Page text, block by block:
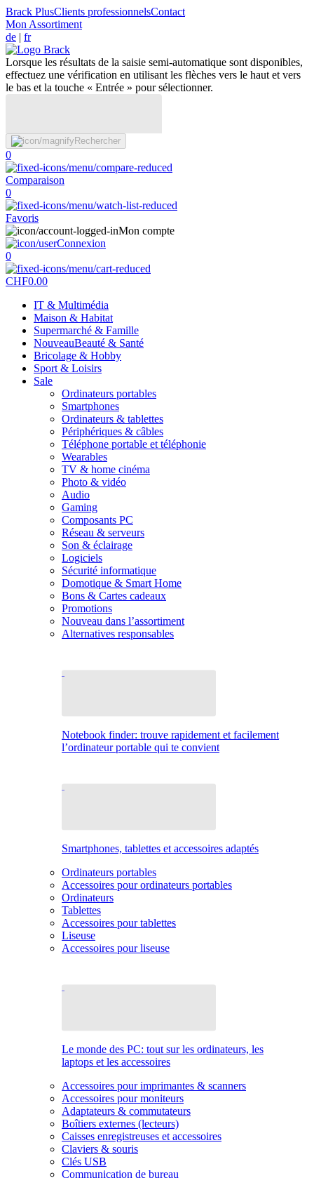
Brack PlusClients professionnelsContact
Mon Assortiment
de | fr
Lorsque les résultats de la saisie semi-automatique sont disponibles,
effectuez une vérification en utilisant les flèches vers le haut et vers
le bas et la touche « Entrée » pour sélectionner.
Rechercher
0
Comparaison
0
Favoris
Mon compte
Connexion
0
CHF0.00
IT & Multimédia
Maison & Habitat
Supermarché & Famille
NouveauBeauté & Santé
Bricolage & Hobby
Sport & Loisirs
Sale
Ordinateurs portables
Smartphones
Ordinateurs & tablettes
Périphériques & câbles
Téléphone portable et téléphonie
Wearables
TV & home cinéma
Photo & vidéo
Audio
Gaming
Composants PC
Réseau & serveurs
Son & éclairage
Logiciels
Sécurité informatique
Domotique & Smart Home
Bons & Cartes cadeaux
Promotions
Nouveau dans l’assortiment
Alternatives responsables
Notebook finder: trouve rapidement et facilement
l’ordinateur portable qui te convient
Smartphones, tablettes et accessoires adaptés
Ordinateurs portables
Accessoires pour ordinateurs portables
Ordinateurs
Tablettes
Accessoires pour tablettes
Liseuse
Accessoires pour liseuse
Le monde des PC: tout sur les ordinateurs, les
laptops et les accessoires
Accessoires pour imprimantes & scanners
Accessoires pour moniteurs
Adaptateurs & commutateurs
Boîtiers externes (lecteurs)
Caisses enregistreuses et accessoires
Claviers & souris
Clés USB
Communication de bureau